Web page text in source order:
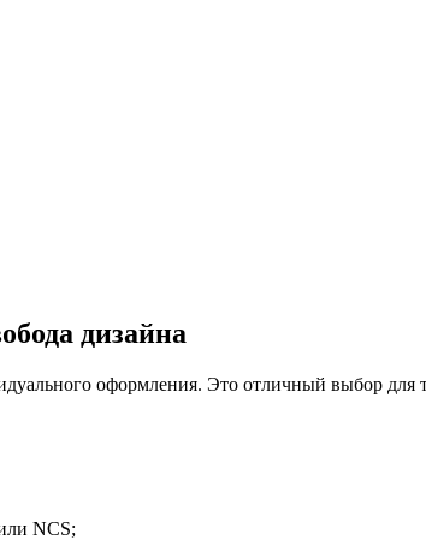
дизайна
оформления. Это отличный выбор для
NCS;